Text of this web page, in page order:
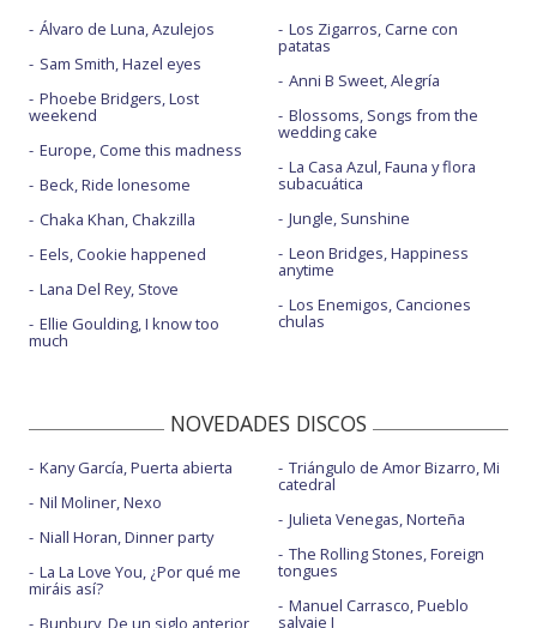
Álvaro de Luna, Azulejos
Sam Smith, Hazel eyes
Phoebe Bridgers, Lost
weekend
Europe, Come this madness
Beck, Ride lonesome
Chaka Khan, Chakzilla
Eels, Cookie happened
Lana Del Rey, Stove
Ellie Goulding, I know too
much
Los Zigarros, Carne con
patatas
Anni B Sweet, Alegría
Blossoms, Songs from the
wedding cake
La Casa Azul, Fauna y flora
subacuática
Jungle, Sunshine
Leon Bridges, Happiness
anytime
Los Enemigos, Canciones
chulas
NOVEDADES DISCOS
Kany García, Puerta abierta
Nil Moliner, Nexo
Niall Horan, Dinner party
La La Love You, ¿Por qué me
miráis así?
Bunbury, De un siglo anterior
Triángulo de Amor Bizarro, Mi
catedral
Julieta Venegas, Norteña
The Rolling Stones, Foreign
tongues
Manuel Carrasco, Pueblo
salvaje I